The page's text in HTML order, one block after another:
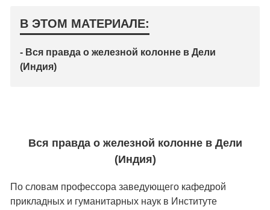
В ЭТОМ МАТЕРИАЛЕ:
- Вся правда о железной колонне в Дели
(Индия)
Вся правда о железной колонне в Дели
(Индия)
По словам профессора заведующего кафедрой
прикладных и гуманитарных наук в Институте